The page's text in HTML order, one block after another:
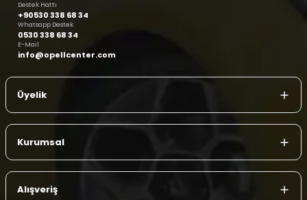
Destek Hattı
+90530 338 68 34
Whatsapp Destek
0530 338 68 34
E-Mail
info@opellcenter.com
Üyelik
Kurumsal
Alışveriş